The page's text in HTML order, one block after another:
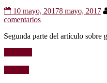
10 mayo, 20178 mayo, 2017
comentarios
Segunda parte del artículo sobre